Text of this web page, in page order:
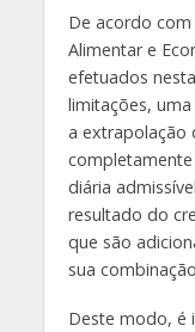
De acordo
Alimentar e
efetuados
limitações,
a extrapolação
diária
resultado do
que são
sua
Deste modo, é